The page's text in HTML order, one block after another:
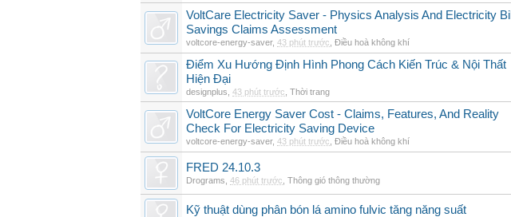
VoltCare Electricity Saver - Physics Analysis And Electricity Bill
Savings Claims Assessment
voltcore-energy-saver, 43 phút trước Điều hoà không khí
Điểm Xu Hướng Định Hình Phong Cách Kiến Trúc & Nội Thất
Hiện Đại
designplus 43 phút trước Thời trang
VoltCore Energy Saver Cost - Claims, Features, And Reality
Check For Electricity Saving Device
voltcore-energy-saver, 43 phút trước Điều hoà không khí
FRED 24.10.3
Drograms 46 phút trước Thông gió thông thường
Kỹ thuật dùng phân bón lá amino fulvic tăng năng suất